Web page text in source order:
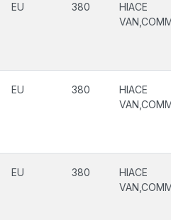
EU 380
HIACE
EU 380
HIACE
EU 380
HIACE